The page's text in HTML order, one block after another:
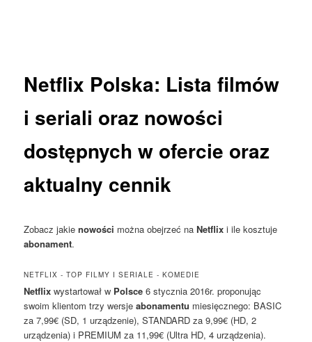
Netflix Polska: Listafilmów
i seriali oraz nowości
dostępnych w ofercie oraz
aktualny cennik
Zobacz jakienowości można obejrzeć naNetflix i ile kosztuje
abonament.
NETFLIX - TOP FILMY I SERIALE - KOMEDIE
Netflix wystartował w Polsce 6 stycznia 2016r. proponując
swoim klientom trzy wersjeabonamentu miesięcznego: BASIC
za 7,99€ (SD, 1 urządzenie), STANDARD za 9,99€ (HD, 2
urządzenia) i PREMIUM za 11,99€ (Ultra HD, 4 urządzenia).